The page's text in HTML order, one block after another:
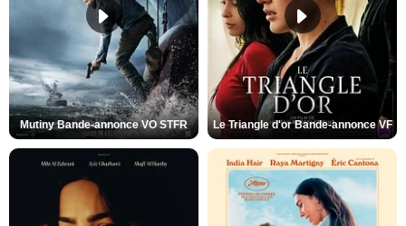
Mutiny Bande-annonce VO STFR Le Triangle d'or Bande-annonce VF